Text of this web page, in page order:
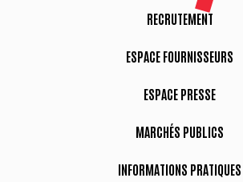
RECRUTEMENT
ESPACE FOURNISSEURS
ESPACE PRESSE
MARCHÉS PUBLICS
INFORMATIONS PRATIQUES